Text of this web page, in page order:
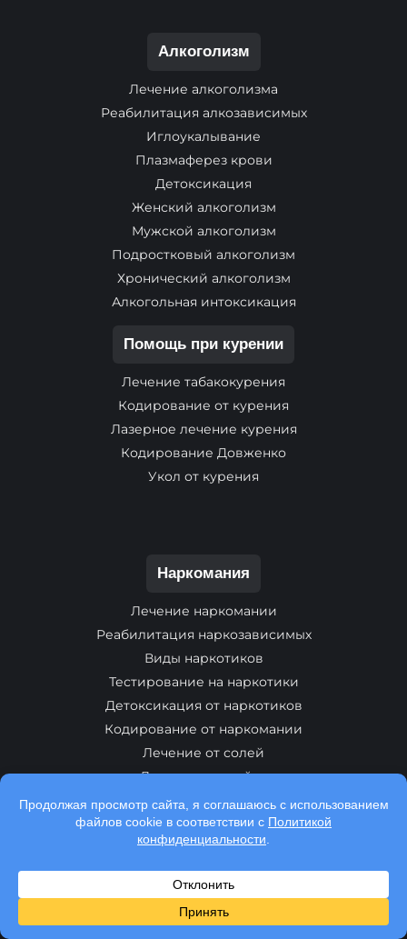
Алкоголизм
Лечение алкоголизма
Реабилитация алкозависимых
Иглоукалывание
Плазмаферез крови
Детоксикация
Женский алкоголизм
Мужской алкоголизм
Подростковый алкоголизм
Хронический алкоголизм
Алкогольная интоксикация
Помощь при курении
Лечение табакокурения
Кодирование от курения
Лазерное лечение курения
Кодирование Довженко
Укол от курения
Наркомания
Лечение наркомании
Реабилитация наркозависимых
Виды наркотиков
Тестирование на наркотики
Детоксикация от наркотиков
Кодирование от наркомании
Лечение от солей
Лечение от спайса
Лечение от амфетамина
Лечение от бутерата
Лечение от гашиша
Лечение от героина
Лечение от кодеина
Лечение от кокаина